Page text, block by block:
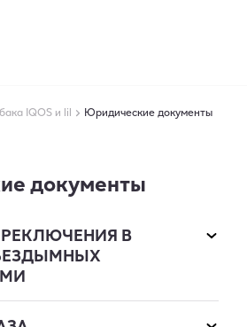
IQOS и lil Юридические документы
документы
В